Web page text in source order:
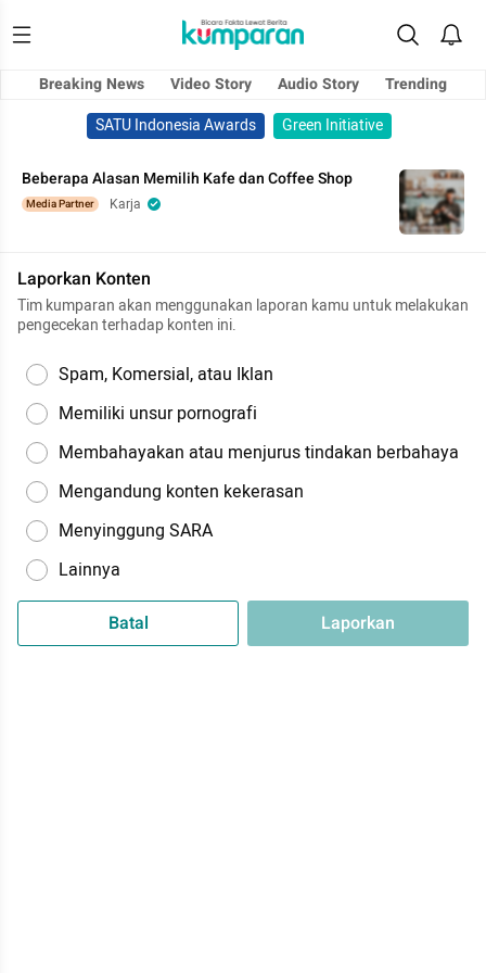
Breaking News Video Story Audio Story
Trending
SATU Indonesia Awards
Green Initiative
Beberapa Alasan Memilih Kafe dan Coffee Shop
Media Partner Karja
Laporkan Konten
Tim kumparan akan menggunakan laporan kamu untuk melakukan
pengecekan terhadap konten ini.
Spam, Komersial, atau Iklan
Memiliki unsur pornografi
Membahayakan atau menjurus tindakan berbahaya
Mengandung konten kekerasan
Menyinggung SARA
Lainnya
Batal Laporkan